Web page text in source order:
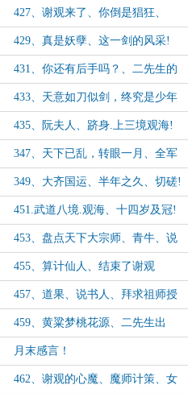
网!
427、谢观来了、你倒是猖狂、
429、真是妖孽、这一剑的风采!
431、你还有后手吗？、二先生的
传承!
433、天意如刀似剑，终究是少年
赢了!
435、阮夫人、跻身.上三境观海!
347、天下已乱，转眼一月、全军
覆没，惊天裂变!
349、大齐国运、半年之久、切磋!
451.武道八境.观海、十四岁及冠!
453、盘点天下大宗师、青牛、说
书人、洞玄、陆地蛟龙!
455、算计仙人、结束了谢观
（2k，求追读!）
457、道果、说书人、拜求祖师授
箓（5.6k，求追读)）
459、黄粱梦桃花源、二先生出
现、府中凶尸!（4.8k，求追读)
月末感言！
462、谢观的心魔、魔师计策、女